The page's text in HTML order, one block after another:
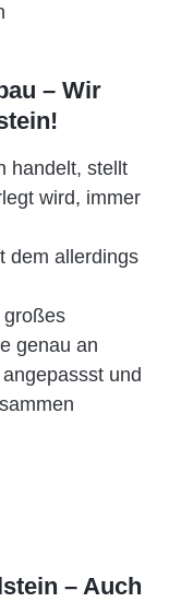
– Wir
handelt, stellt
wird, immer
dem allerdings
großes
genau an
und
– Auch